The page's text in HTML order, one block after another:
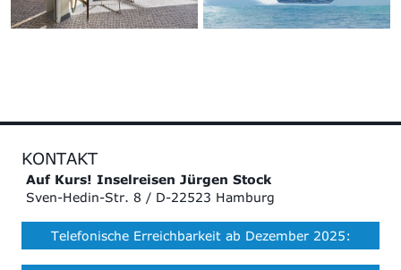
KONTAKT
Auf Kurs! Inselreisen Jürgen Stock
Sven-Hedin-Str. 8 / D-22523 Hamburg
Telefonische Erreichbarkeit ab Dezember 2025: